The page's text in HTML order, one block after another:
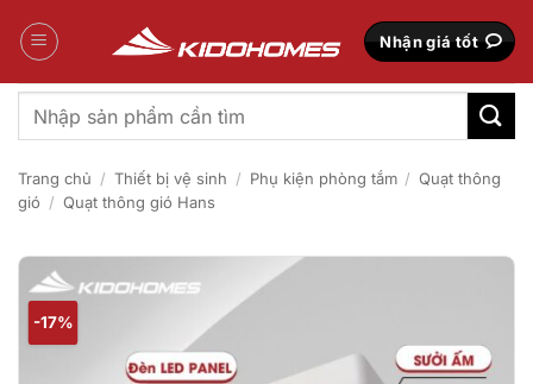
qua
Nhận giá tốt
Tìm
kiếm:
Trang chủ / Thiết bị vệ sinh / Phụ kiện phòng tắm / Quạt thông
gió / Quạt thông gió Hans
-17%